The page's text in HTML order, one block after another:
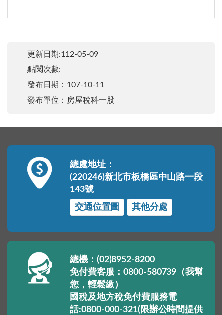
更新日期:112-05-09
點閱次數:
發布日期：107-10-11
發布單位：房屋稅科一股
總處地址：
(220246)新北市板橋區中山路一段
143號
交通位置圖
其他分處
總機：(02)8952-8200
免付費客服：0800-580739（我幫
您，輕鬆繳）
國稅及地方稅免付費服務電
話:0800-000-321(限辦公時間提供